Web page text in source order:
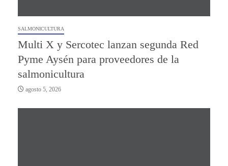
SALMONICULTURA
Multi X y Sercotec lanzan segunda Red
Pyme Aysén para proveedores de la
salmonicultura
agosto 5, 2026